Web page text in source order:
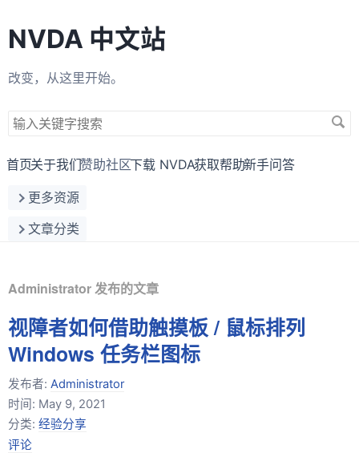
NVDA 中文站
改变，从这里开始。
搜
关
字
首页关于我们赞助社区下载 NVDA获取帮助新手问答
更多资源
文章分类
Administrator 发布的文章
视障者如何借助触摸板 / 鼠标排列
Windows 任务栏图标
发布者: Administrator
时间: May 9, 2021
分类: 经验分享
评论